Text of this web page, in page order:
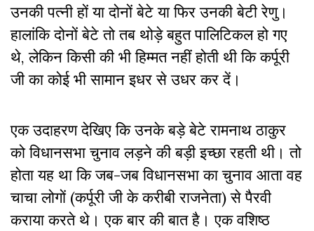
उनकी पत्नी हों या दोनों बेटे या फिर उनकी बेटी रेणु।
हालांकि दोनों बेटे तो तब थोड़े बहुत पालिटिकल हो गए
थे, लेकिन किसी की भी हिम्मत नहीं होती थी कि कर्पूरी
जी का कोई भी सामान इधर से उधर कर दें।
एक उदाहरण देखिए कि उनके बड़े बेटे रामनाथ ठाकुर
को विधानसभा चुनाव लड़ने की बड़ी इच्छा रहती थी। तो
होता यह था कि जब-जब विधानसभा का चुनाव आता वह
चाचा लोगों (कर्पूरी जी के करीबी राजनेता) से पैरवी
कराया करते थे। एक बार की बात है। एक वशिष्ठ